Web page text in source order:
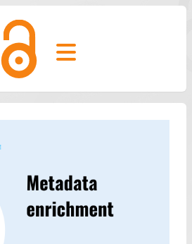
Open main menu